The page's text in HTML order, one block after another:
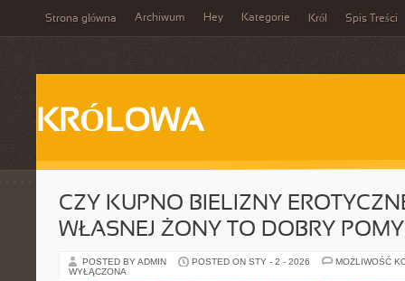
Strona główna Archiwum Hey Kategorie Król Spis Treści
KRÓLOWA
CZY KUPNO BIELIZNY
WŁASNEJ ŻONY TO DOBRY
POSTED BY ADMIN POSTED ON STY - 2 - 2026
MOŻLIWOŚĆ
WYŁĄCZONA